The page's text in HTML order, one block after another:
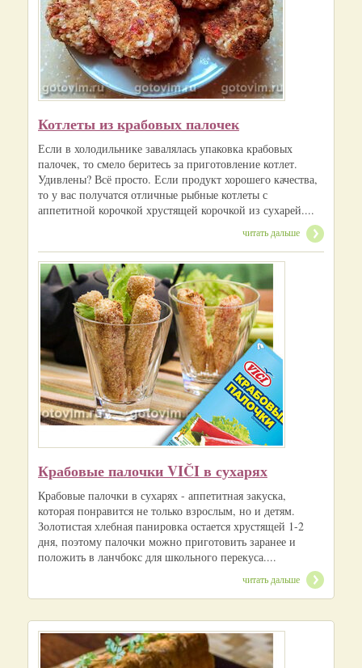
Котлеты из крабовых палочек
Если в холодильнике завалялась упаковка крабовых
палочек, то смело беритесь за приготовление котлет.
Удивлены? Всё просто. Если продукт хорошего качества,
то у вас получатся отличные рыбные котлеты с
аппетитной корочкой хрустящей корочкой из сухарей....
читать дальше
Крабовые палочки VIČI в сухарях
Крабовые палочки в сухарях - аппетитная закуска,
которая понравится не только взрослым, но и детям.
Золотистая хлебная панировка остается хрустящей 1-2
дня, поэтому палочки можно приготовить заранее и
положить в ланчбокс для школьного перекуса....
читать дальше